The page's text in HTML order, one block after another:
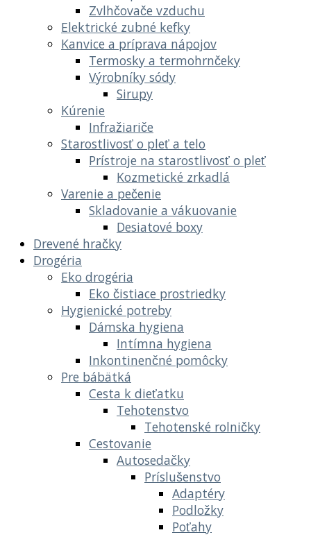
Zvlhčovače vzduchu
Elektrické zubné kefky
Kanvice a príprava nápojov
Termosky a termohrnčeky
Výrobníky sódy
Sirupy
Kúrenie
Infražiariče
Starostlivosť o pleť a telo
Prístroje na starostlivosť o pleť
Kozmetické zrkadlá
Varenie a pečenie
Skladovanie a vákuovanie
Desiatové boxy
Drevené hračky
Drogéria
Eko drogéria
Eko čistiace prostriedky
Hygienické potreby
Dámska hygiena
Intímna hygiena
Inkontinenčné pomôcky
Pre bábätká
Cesta k dieťatku
Tehotenstvo
Tehotenské rolničky
Cestovanie
Autosedačky
Príslušenstvo
Adaptéry
Podložky
Poťahy